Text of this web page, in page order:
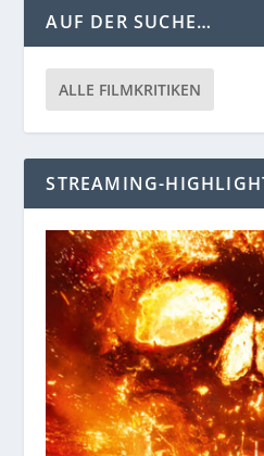
AUF DER SUCHE…
ALLE FILMKRITIKEN
STREAMING-